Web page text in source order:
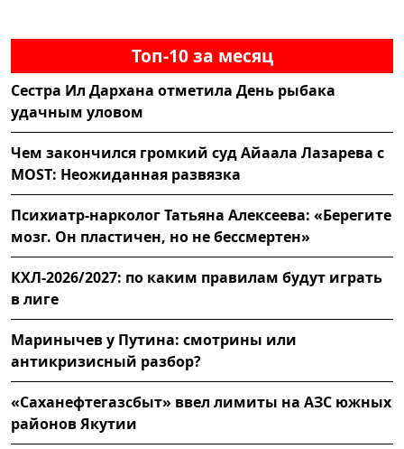
Топ-10 за месяц
Сестра Ил Дархана отметила День рыбака
удачным уловом
Чем закончился громкий суд Айаала Лазарева с
MOST: Неожиданная развязка
Психиатр-нарколог Татьяна Алексеева: «Берегите
мозг. Он пластичен, но не бессмертен»
КХЛ-2026/2027: по каким правилам будут играть
в лиге
Маринычев у Путина: смотрины или
антикризисный разбор?
«Саханефтегазсбыт» ввел лимиты на АЗС южных
районов Якутии